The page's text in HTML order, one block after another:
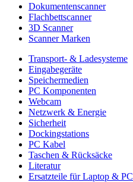
Dokumentenscanner
Flachbettscanner
3D Scanner
Scanner Marken
Transport- & Ladesysteme
Eingabegeräte
Speichermedien
PC Komponenten
Webcam
Netzwerk & Energie
Sicherheit
Dockingstations
PC Kabel
Taschen & Rücksäcke
Literatur
Ersatzteile für Laptop & PC